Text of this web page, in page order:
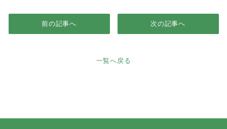
前の記事へ
一覧へ戻る
次の記事へ